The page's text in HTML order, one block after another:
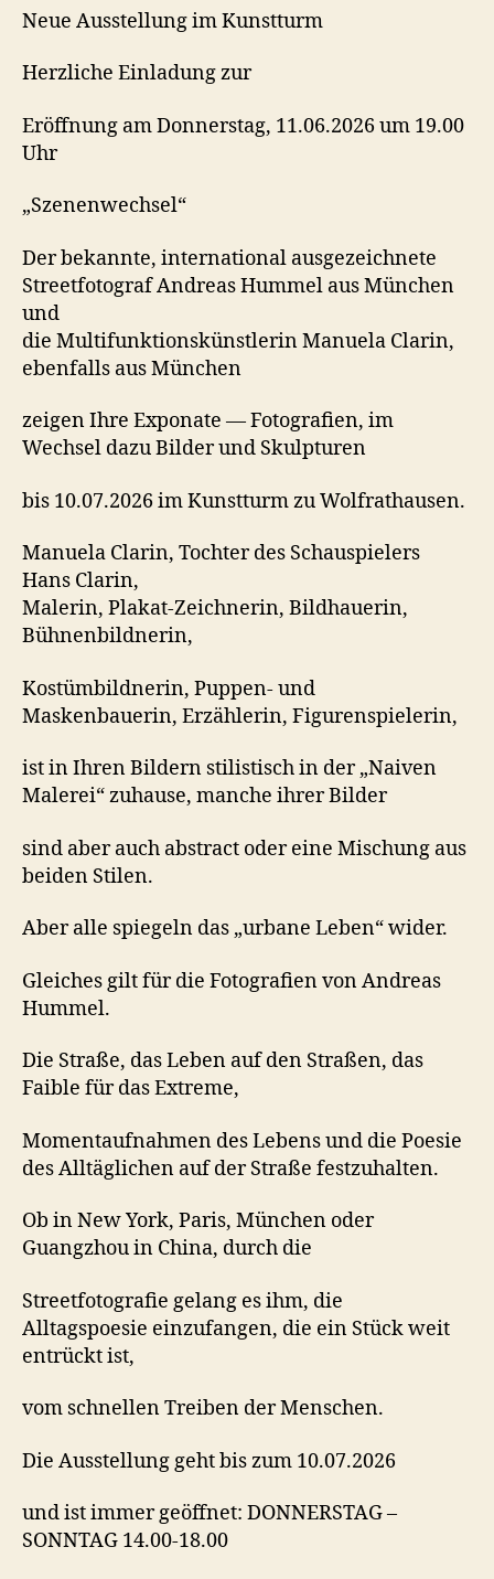
Neue Ausstellung im Kunstturm
Herzliche Einladung zur
Eröffnung am Donnerstag, 11.06.2026 um 19.00
Uhr
„Szenenwechsel“
Der bekannte, international ausgezeichnete
Streetfotograf Andreas Hummel aus München
und
die Multifunktionskünstlerin Manuela Clarin,
ebenfalls aus München
zeigen Ihre Exponate — Fotografien, im
Wechsel dazu Bilder und Skulpturen
bis 10.07.2026 im Kunstturm zu Wolfrathausen.
Manuela Clarin, Tochter des Schauspielers
Hans Clarin,
Malerin, Plakat-Zeichnerin, Bildhauerin,
Bühnenbildnerin,
Kostümbildnerin, Puppen- und
Maskenbauerin, Erzählerin, Figurenspielerin,
ist in Ihren Bildern stilistisch in der „Naiven
Malerei“ zuhause, manche ihrer Bilder
sind aber auch abstract oder eine Mischung aus
beiden Stilen.
Aber alle spiegeln das „urbane Leben“ wider.
Gleiches gilt für die Fotografien von Andreas
Hummel.
Die Straße, das Leben auf den Straßen, das
Faible für das Extreme,
Momentaufnahmen des Lebens und die Poesie
des Alltäglichen auf der Straße festzuhalten.
Ob in New York, Paris, München oder
Guangzhou in China, durch die
Streetfotografie gelang es ihm, die
Alltagspoesie einzufangen, die ein Stück weit
entrückt ist,
vom schnellen Treiben der Menschen.
Die Ausstellung geht bis zum 10.07.2026
und ist immer geöffnet: DONNERSTAG –
SONNTAG 14.00-18.00